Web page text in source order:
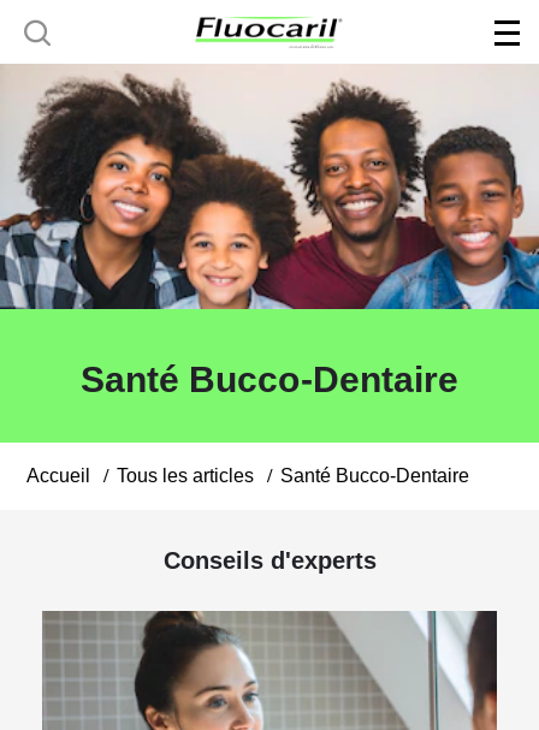
Santé Bucco-Dentaire
Accueil Tous les articles Santé Bucco-Dentaire
Conseils d'experts